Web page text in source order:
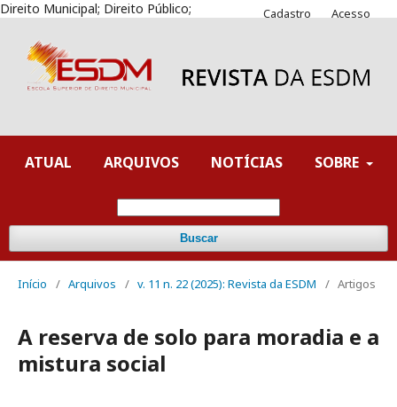
Direito Municipal; Direito Público;
ATUAL ARQUIVOS NOTÍCIAS SOBRE
Buscar
Cadastro Acesso
Início / Arquivos / v. 11 n. 22 (2025): Revista da ESDM / Artigos
A reserva de solo para moradia e a
mistura social